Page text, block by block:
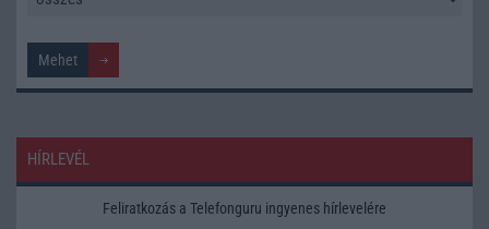
HÍRLEVÉL
Feliratkozás a Telefonguru ingyenes hírlevelére